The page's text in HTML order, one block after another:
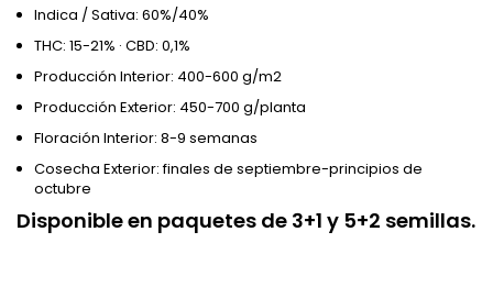
Indica / Sativa: 60%/40%
THC: 15-21% · CBD: 0,1%
Producción Interior: 400-600 g/m2
Producción Exterior: 450-700 g/planta
Floración Interior: 8-9 semanas
Cosecha Exterior: finales de septiembre-principios de
octubre
Disponible en paquetes de 3+1 y 5+2 semillas.